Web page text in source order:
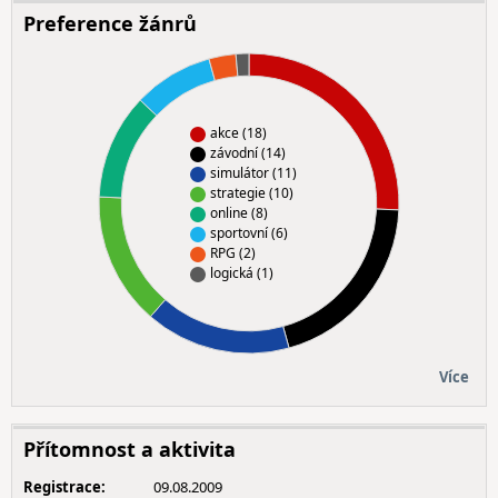
Preference žánrů
akce (18)
závodní (14)
simulátor (11)
strategie (10)
online (8)
sportovní (6)
RPG (2)
logická (1)
Více
Přítomnost a aktivita
Registrace:
09.08.2009